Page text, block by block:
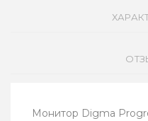
Монитор Digma